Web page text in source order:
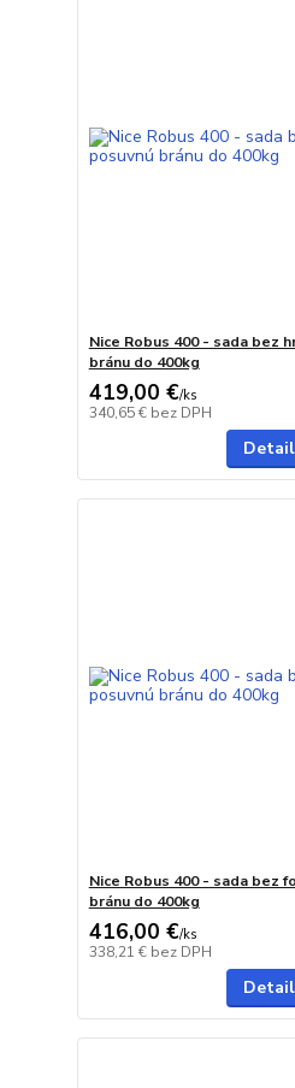
Nice Robus 400 - sada bez
bránu do 400kg
419,00 €/ks
340,65 € bez DPH
Detail
Nice Robus 400 - sada bez
bránu do 400kg
416,00 €/ks
338,21 € bez DPH
Detail